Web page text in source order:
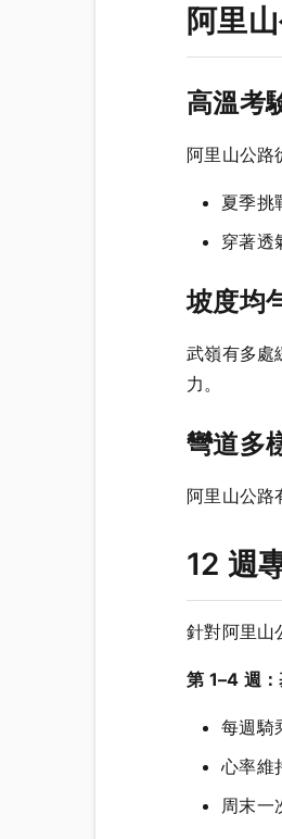
阿里
高溫考
阿里山公路
夏季挑
穿著透
坡度均
武嶺有多處
力。
彎道多
阿里山公路
12 週
針對阿里山
第 1–4 週
每週騎
心率維
周末一